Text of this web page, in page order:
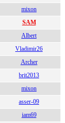
mixon
SAM
Albert
Vladimir26
Archer
brit2013
mixon
asser-09
iam69